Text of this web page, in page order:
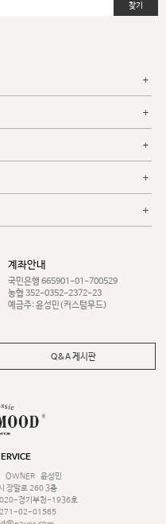
찾기
계좌안내
국민은행 665901-01-700529
농협 352-0352-2372-23
예금주: 윤성민(커스텀무드)
Q&A 게시판
OWNER
윤성민
장말로 260 3층
경기부천-1936호
271-02-01565